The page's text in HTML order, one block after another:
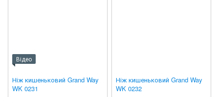
Відео
Ніж кишеньковий Grand Way
WK 0231
Ніж кишеньковий Grand Way
WK 0232